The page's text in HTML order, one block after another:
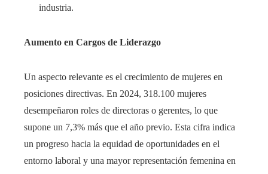
industria. ​
Aumento en Cargos de Liderazgo
Un aspecto relevante es el crecimiento de mujeres en
posiciones directivas. En 2024, 318.100 mujeres
desempeñaron roles de directoras o gerentes, lo que
supone un 7,3% más que el año previo. Esta cifra indica
un progreso hacia la equidad de oportunidades en el
entorno laboral y una mayor representación femenina en